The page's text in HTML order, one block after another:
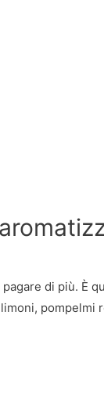
di più. È
pompelmi